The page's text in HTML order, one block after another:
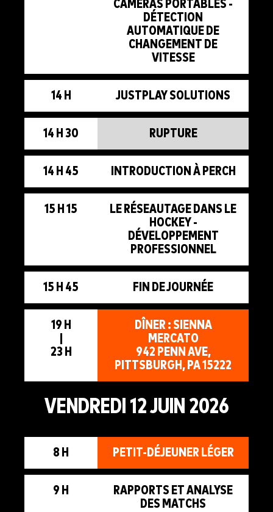
CAMÉRAS PORTABLES -
DÉTECTION
AUTOMATIQUE DE
CHANGEMENT DE
VITESSE
14 H JUSTPLAY SOLUTIONS
14 H 30 RUPTURE
14 H 45 INTRODUCTION À PERCH
15 H 15
LE RÉSEAUTAGE DANS LE
HOCKEY -
DÉVELOPPEMENT
PROFESSIONNEL
15 H 45 FIN DE JOURNÉE
19 H
23 H
DÎNER : SIENNA
MERCATO
942 PENN AVE,
PITTSBURGH, PA 15222
VENDREDI 12 JUIN 2026
8 H PETIT-DÉJEUNER LÉGER
9 H
RAPPORTS ET ANALYSE
DES MATCHS